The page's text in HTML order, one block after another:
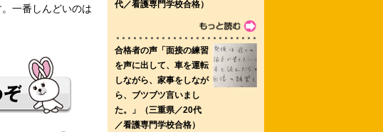
発達論コース 群馬パース大学 富山県立衛生学院
一番しんどいのは